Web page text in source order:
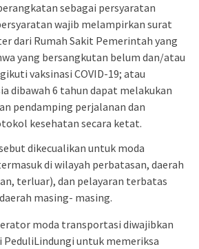
sebagai persyaratan
wajib melampirkan surat
dari Rumah Sakit Pemerintah yang
yang bersangkutan belum dan/atau
vaksinasi COVID-19; atau
dibawah 6 tahun dapat melakukan
pendamping perjalanan dan
kesehatan secara ketat.
dikecualikan untuk moda
di wilayah perbatasan, daerah
terluar), dan pelayaran terbatas
masing- masing.
moda transportasi diwajibkan
untuk memeriksa